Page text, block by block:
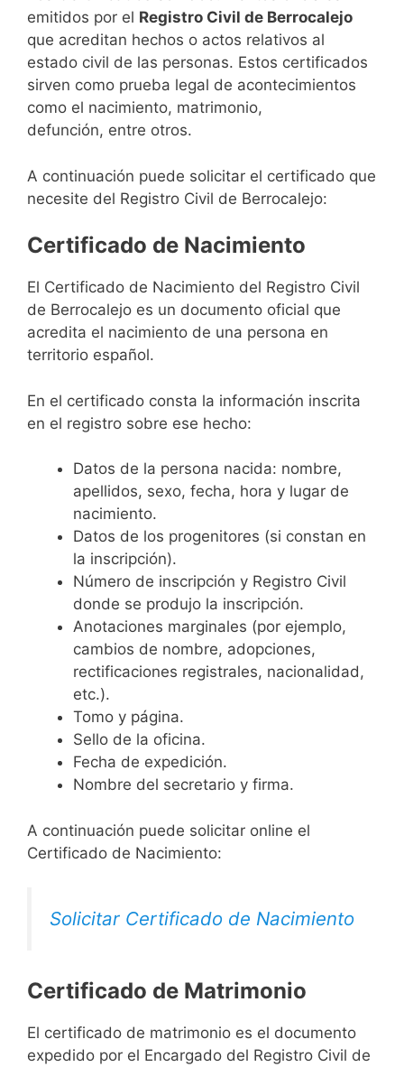
emitidos por el Registro Civil de Berrocalejo
que acreditan hechos o actos relativos al
estado civil de las personas. Estos certificados
sirven como prueba legal de acontecimientos
como el nacimiento, matrimonio,
defunción, entre otros.
A continuación puede solicitar el certificado que
necesite del Registro Civil de Berrocalejo:
Certificado de Nacimiento
El Certificado de Nacimiento del Registro Civil
de Berrocalejo es un documento oficial que
acredita el nacimiento de una persona en
territorio español.
En el certificado consta la información inscrita
en el registro sobre ese hecho:
Datos de la persona nacida: nombre,
apellidos, sexo, fecha, hora y lugar de
nacimiento.
Datos de los progenitores (si constan en
la inscripción).
Número de inscripción y Registro Civil
donde se produjo la inscripción.
Anotaciones marginales (por ejemplo,
cambios de nombre, adopciones,
rectificaciones registrales, nacionalidad,
etc.).
Tomo y página.
Sello de la oficina.
Fecha de expedición.
Nombre del secretario y firma.
A continuación puede solicitar online el
Certificado de Nacimiento:
Solicitar Certificado de Nacimiento
Certificado de Matrimonio
El certificado de matrimonio es el documento
expedido por el Encargado del Registro Civil de